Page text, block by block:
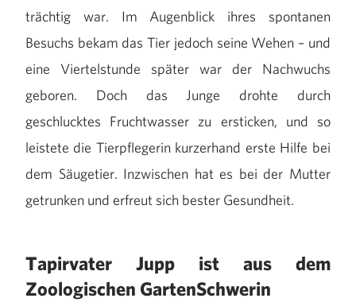
trächtig war. Im Augenblick ihres spontanen
Besuchs bekam das Tier jedoch seine Wehen – und
eine Viertelstunde später war der Nachwuchs
geboren. Doch das Junge drohte durch
geschlucktes Fruchtwasser zu ersticken, und so
leistete die Tierpflegerin kurzerhand erste Hilfe bei
dem Säugetier. Inzwischen hat es bei der Mutter
getrunken und erfreut sich bester Gesundheit.
Tapirvater Jupp ist aus dem
Zoologischen GartenSchwerin